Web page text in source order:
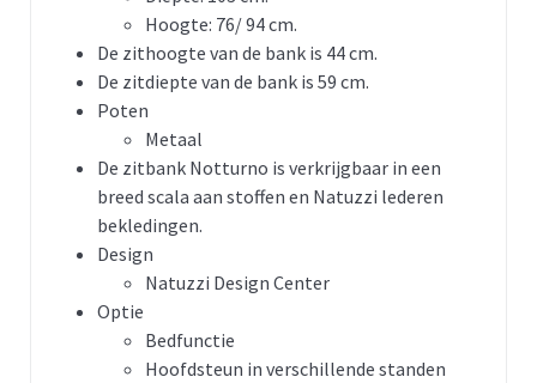
Hoogte: 76/ 94 cm.
De zithoogte van de bank is 44 cm.
De zitdiepte van de bank is 59 cm.
Poten
Metaal
De zitbank Notturno is verkrijgbaar in een
breed scala aan stoffen en Natuzzi lederen
bekledingen.
Design
Natuzzi Design Center
Optie
Bedfunctie
Hoofdsteun in verschillende standen